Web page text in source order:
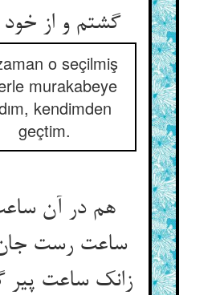
گشتم و از خود
o seçilmiş
murakabeye
kendimden
geçtim.
هم در آن
ساعت رست
زانک ساعت پیر